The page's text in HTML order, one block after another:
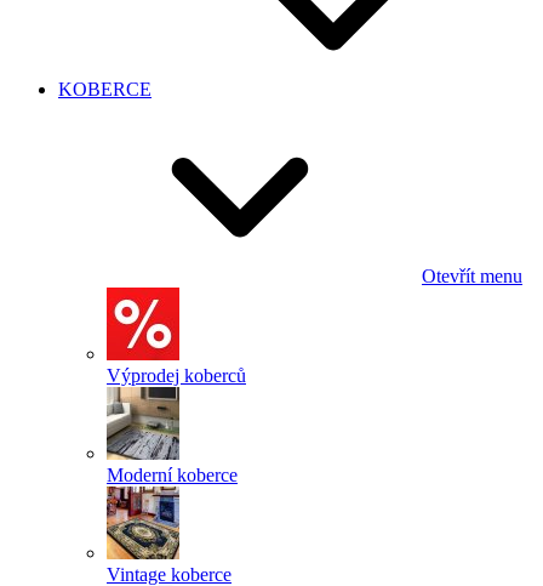
KOBERCE
Otevřít menu
Výprodej koberců
Moderní koberce
Vintage koberce